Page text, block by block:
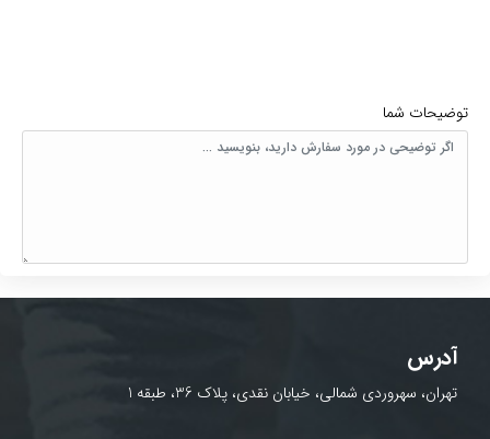
توضیحات شما
آدرس
تهران، سهروردی شمالی، خیابان نقدی، پلاک 36، طبقه 1